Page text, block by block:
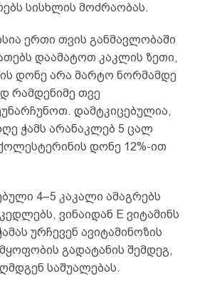
სისხლის მოძრაობას.
ერთი თვის განმავლობაში
დაამატოთ კაკლის ზეთი,
დონე არა მარტო ნორმამდე
რამდენიმე თვე
დამტკიცებულია,
ჭამს არანაკლებ 5 ცალ
დონე 12%-ით
4–5 კაკალი ამაგრებს
ვინაიდან E ვიტამინს
ურჩევენ ავიტამინოზის
გადატანის შემდეგ,
საშუალებას.